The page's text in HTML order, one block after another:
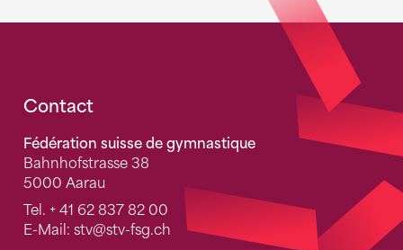
Fusszeile
Contact
Fédération suisse de gymnastique
Bahnhofstrasse 38
5000 Aarau
Tel. + 41 62 837 82 00
E-Mail: stv@stv-fsg.ch